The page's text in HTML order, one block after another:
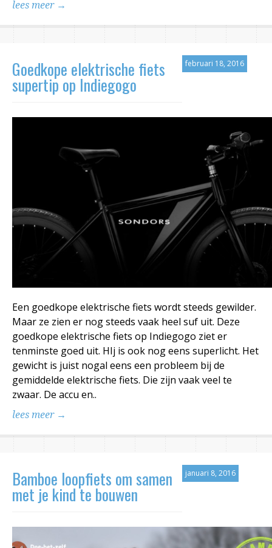
lees meer →
februari 18, 2016
Goedkope elektrische fiets
supertip op Indiegogo
Een goedkope elektrische fiets wordt steeds gewilder.
Maar ze zien er nog steeds vaak heel suf uit. Deze
goedkope elektrische fiets op Indiegogo ziet er
tenminste goed uit. HIj is ook nog eens superlicht. Het
gewicht is juist nogal eens een probleem bij de
gemiddelde elektrische fiets. Die zijn vaak veel te
zwaar. De accu en..
lees meer →
januari 8, 2016
Bamboe loopfiets om samen
met je kind te bouwen